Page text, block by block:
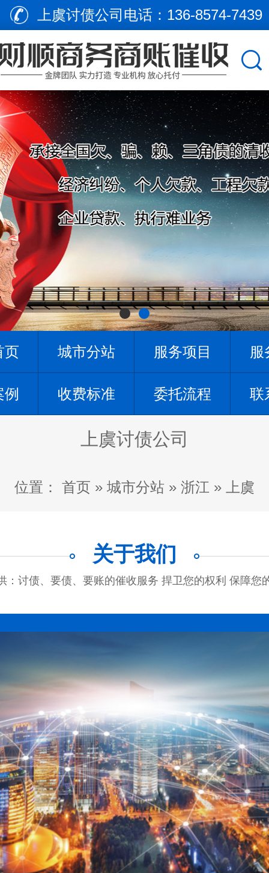
页 城市分站 服务项目 服
收费标准 委托流程 联
上虞讨债公司电话： 136-8574-7439
上虞讨债公司
位置： 首页 » 城市分站 » 浙江 » 上虞
关于我们
：讨债、要债、要账的催收服务 捍卫您的权利 保障您